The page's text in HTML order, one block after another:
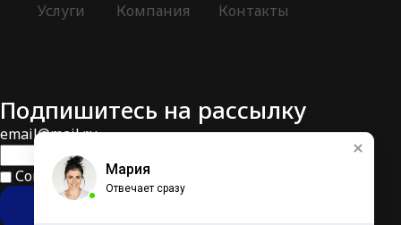
email@mail.ru
Согласен на получение email-рассылок
Контакты
Компания
Услуги
Подпишитесь на рассылку
Мария
Отвечает сразу